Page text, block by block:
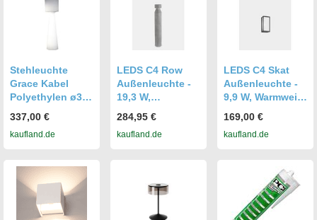
Stehleuchte
Grace Kabel
Polyethylen ø37
Innen & Außen
warmweiß bis
337,00 €
kaufland.de
LEDS C4 Row
Außenleuchte -
19,3 W,
lm, IP65, Grau
284,95 €
kaufland.de
LEDS C4 Skat
Außenleuchte -
9,9 W, Warmweiß,
Grau
169,00 €
kaufland.de